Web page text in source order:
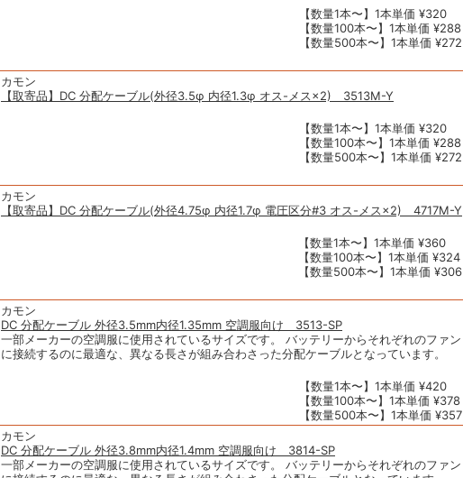
【数量1本〜】1本単価 ¥320
【数量100本〜】1本単価 ¥288
【数量500本〜】1本単価 ¥272
カモン
【取寄品】DC 分配ケーブル(外径3.5φ 内径1.3φ オス-メス×2) 3513M-Y
【数量1本〜】1本単価 ¥320
【数量100本〜】1本単価 ¥288
【数量500本〜】1本単価 ¥272
カモン
【取寄品】DC 分配ケーブル(外径4.75φ 内径1.7φ 電圧区分#3 オス-メス×2) 4717M-Y
【数量1本〜】1本単価 ¥360
【数量100本〜】1本単価 ¥324
【数量500本〜】1本単価 ¥306
カモン
DC 分配ケーブル 外径3.5mm内径1.35mm 空調服向け 3513-SP
一部メーカーの空調服に使用されているサイズです。 バッテリーからそれぞれのファン
に接続するのに最適な、異なる長さが組み合わさった分配ケーブルとなっています。
【数量1本〜】1本単価 ¥420
【数量100本〜】1本単価 ¥378
【数量500本〜】1本単価 ¥357
カモン
DC 分配ケーブル 外径3.8mm内径1.4mm 空調服向け 3814-SP
一部メーカーの空調服に使用されているサイズです。 バッテリーからそれぞれのファン